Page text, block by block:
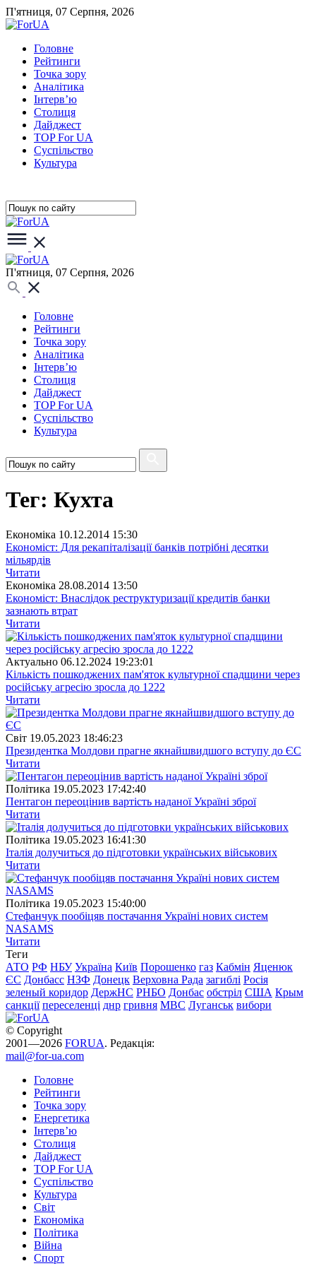
П'ятниця, 07 Серпня, 2026
Головне
Рейтинги
Точка зору
Аналітика
Інтерв’ю
Столиця
Дайджест
TOP For UA
Суспiльство
Культура
П'ятниця, 07 Серпня, 2026
Головне
Рейтинги
Точка зору
Аналітика
Інтерв’ю
Столиця
Дайджест
TOP For UA
Суспiльство
Культура
Тег: Кухта
Економіка 10.12.2014 15:30
Економіст: Для рекапіталізації банків потрібні десятки
мільярдів
Читати
Економіка 28.08.2014 13:50
Економіст: Внаслідок реструктуризації кредитів банки
зазнають втрат
Читати
Актуально 06.12.2024 19:23:01
Кількість пошкоджених пам'яток культурної спадщини через
російську агресію зросла до 1222
Читати
Свiт 19.05.2023 18:46:23
Президентка Молдови прагне якнайшвидшого вступу до ЄС
Читати
Полiтика 19.05.2023 17:42:40
Пентагон переоцінив вартість наданої Україні зброї
Читати
Полiтика 19.05.2023 16:41:30
Італія долучиться до підготовки українських військових
Читати
Полiтика 19.05.2023 15:40:00
Стефанчук пообіцяв постачання Україні нових систем
NASAMS
Читати
Теги
АТО РФ НБУ Україна Київ Порошенко газ Кабмін Яценюк
ЄС Донбасс НЗФ Донецк Верховна Рада загиблі Росія
зеленый коридор ДержНС РНБО Донбас обстріл США Крым
санкції переселенці днр гривня МВС Луганськ вибори
© Copyright
2001—2026 FORUA. Редакція:
mail@for-ua.com
Головне
Рейтинги
Точка зору
Енергетика
Інтерв’ю
Столиця
Дайджест
TOP For UA
Суспiльство
Культура
Світ
Економіка
Політика
Війна
Спорт